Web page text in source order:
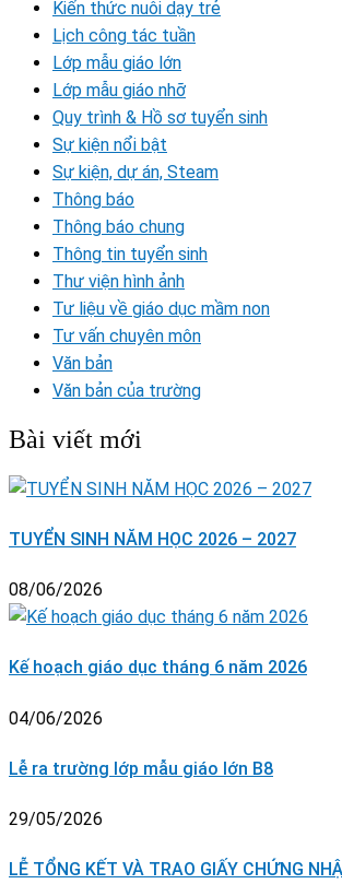
Kiến thức nuôi dạy trẻ
Lịch công tác tuần
Lớp mẫu giáo lớn
Lớp mẫu giáo nhỡ
Quy trình & Hồ sơ tuyển sinh
Sự kiện nổi bật
Sự kiện, dự án, Steam
Thông báo
Thông báo chung
Thông tin tuyển sinh
Thư viện hình ảnh
Tư liệu về giáo dục mầm non
Tư vấn chuyên môn
Văn bản
Văn bản của trường
Bài viết mới
TUYỂN SINH NĂM HỌC 2026 – 2027
08/06/2026
Kế hoạch giáo dục tháng 6 năm 2026
04/06/2026
Lễ ra trường lớp mẫu giáo lớn B8
29/05/2026
LỄ TỔNG KẾT VÀ TRAO GIẤY CHỨNG